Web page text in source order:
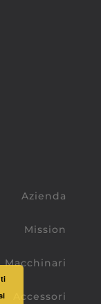
Azienda
Mission
Macchinari
Accessori